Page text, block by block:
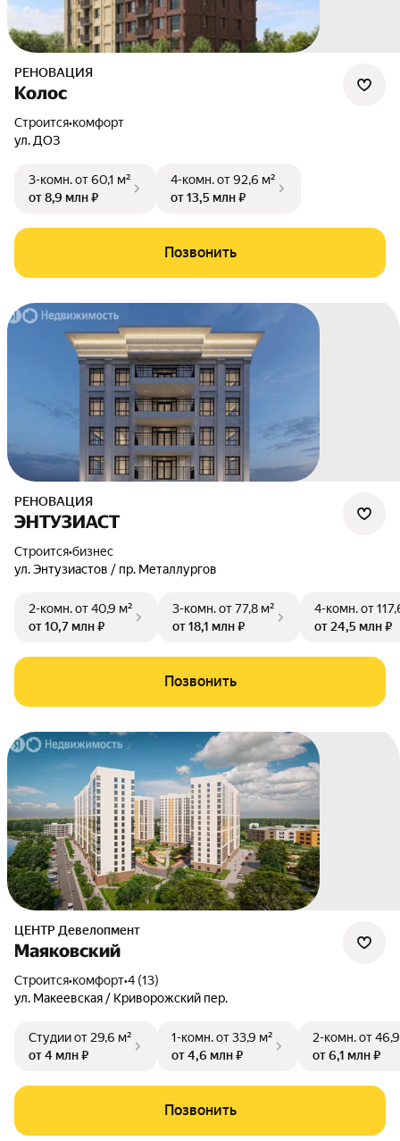
РЕНОВАЦИЯ
Колос
Строится•комфорт
ул. ДОЗ
3-комн.от 60,1 м²
от 8,9 млн ₽
4-комн.от 92,6 м²
от 13,5 млн ₽
Позвонить
РЕНОВАЦИЯ
ЭНТУЗИАСТ
Строится•бизнес
ул. Энтузиастов / пр. Металлургов
2-комн.от 40,9 м²
от 10,7 млн ₽
3-комн.от 77,8 м²
от 18,1 млн ₽
4-комн.от
от 24,5 млн ₽
Позвонить
ЦЕНТР Девелопмент
Маяковский
Строится•комфорт•4 (13)
ул. Макеевская / Криворожский пер.
Студииот 29,6 м²
от 4 млн ₽
1-комн.от 33,9 м²
от 4,6 млн ₽
2-комн.от
от 6,1 млн ₽
Позвонить